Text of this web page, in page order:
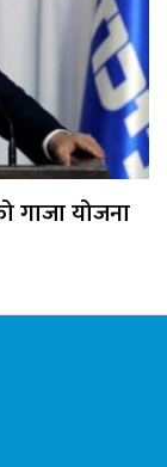
गाजा योजना